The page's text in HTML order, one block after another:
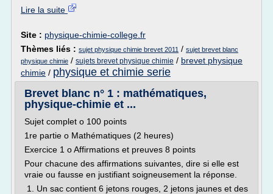
Lire la suite
Site : physique-chimie-college.fr
Thèmes liés : sujet physique chimie brevet 2011 / sujet brevet blanc
physique chimie / sujets brevet physique chimie / brevet physique
chimie / physique et chimie serie
Brevet blanc n° 1 : mathématiques,
physique-chimie et ...
Sujet complet o 100 points
1re partie o Mathématiques (2 heures)
Exercice 1 o Affirmations et preuves 8 points
Pour chacune des affirmations suivantes, dire si elle est
vraie ou fausse en justifiant soigneusement la réponse.
1. Un sac contient 6 jetons rouges, 2 jetons jaunes et des